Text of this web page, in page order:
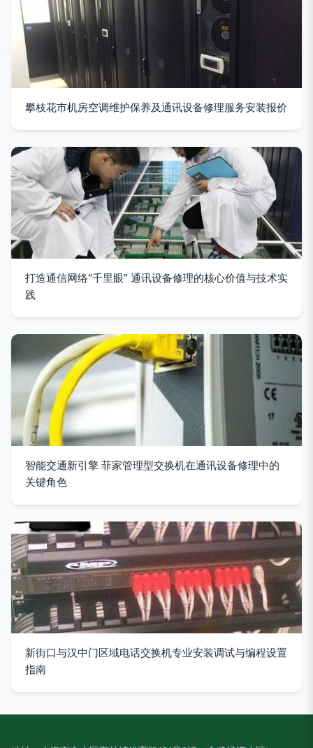
攀枝花市机房空调维护保养及通讯设备修理服务安装报价
打造通信网络“千里眼” 通讯设备修理的核心价值与技术实
践
智能交通新引擎 菲家管理型交换机在通讯设备修理中的
关键角色
新街口与汉中门区域电话交换机专业安装调试与编程设置
指南